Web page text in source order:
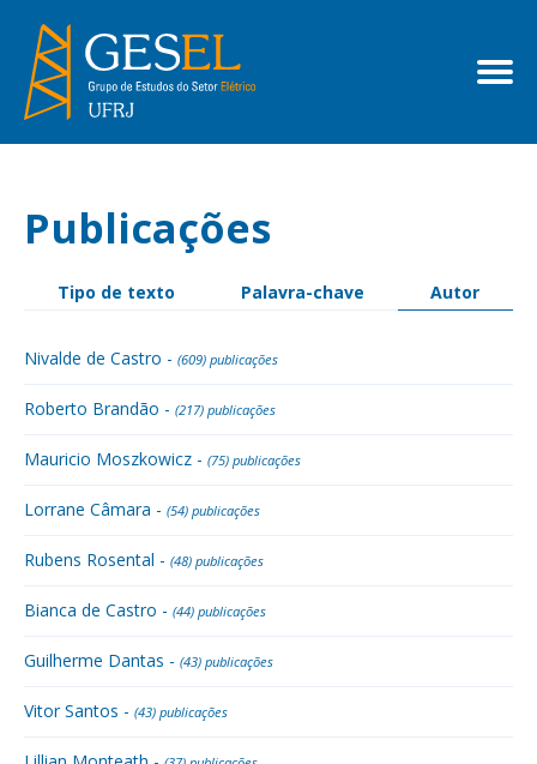
Publicações
Tipo de texto Palavra-chave Autor
Nivalde de Castro - (609) publicações
Roberto Brandão - (217) publicações
Mauricio Moszkowicz - (75) publicações
Lorrane Câmara - (54) publicações
Rubens Rosental - (48) publicações
Bianca de Castro - (44) publicações
Guilherme Dantas - (43) publicações
Vitor Santos - (43) publicações